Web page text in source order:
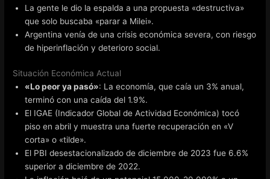
La gente le dio la espalda a una propuesta «destructiva»
que solo buscaba «parar a Milei».
Argentina venía de una crisis económica severa, con riesgo
de hiperinflación y deterioro social.
Situación Económica Actual
«Lo peor ya pasó»: La economía, que caía un 3% anual,
terminó con una caída del 1.9%.
El IGAE (Indicador Global de Actividad Económica) tocó
piso en abril y muestra una fuerte recuperación en «V
corta» o «tilde».
El PBI desestacionalizado de diciembre de 2023 fue 6.6%
superior a diciembre de 2022.